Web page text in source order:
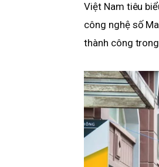
Việt Nam tiêu
công nghệ số
thành công